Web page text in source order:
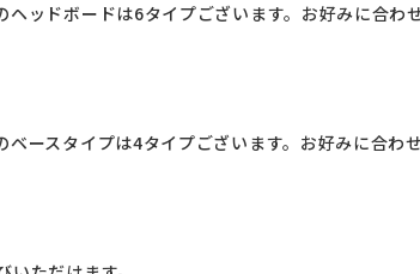
ッドボードは6タイプございます。お好みに合わ
ースタイプは4タイプございます。お好みに合わ